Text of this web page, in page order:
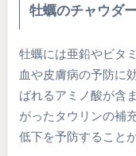
牡蠣のチャウダ
牡蠣には亜鉛やビタ
血や皮膚病の予防に
ばれるアミノ酸が含
がったタウリンの補
低下を予防すること